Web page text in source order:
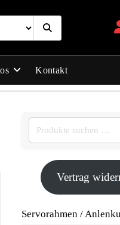
Kontakt
Vertrag
Servorahmen /